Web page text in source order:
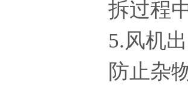
拆过程
5.风机
防止杂